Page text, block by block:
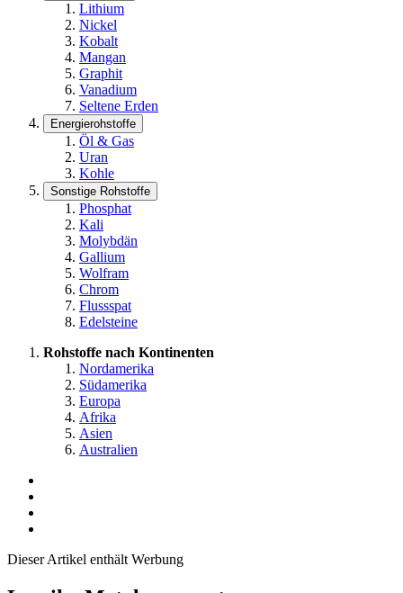
Lithium
Nickel
Kobalt
Mangan
Graphit
Vanadium
Seltene Erden
Energierohstoffe
Öl & Gas
Uran
Kohle
Sonstige Rohstoffe
Phosphat
Kali
Molybdän
Gallium
Wolfram
Chrom
Flussspat
Edelsteine
Rohstoffe nach Kontinenten
Nordamerika
Südamerika
Europa
Afrika
Asien
Australien
Dieser Artikel enthält Werbung